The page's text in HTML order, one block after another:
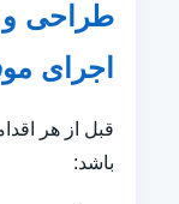
طراحی
اجرای
قبل از هر
باشد: